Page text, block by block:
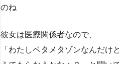
のね
彼女は医療関係者なので、
「わたしベタメタゾンなんだけ